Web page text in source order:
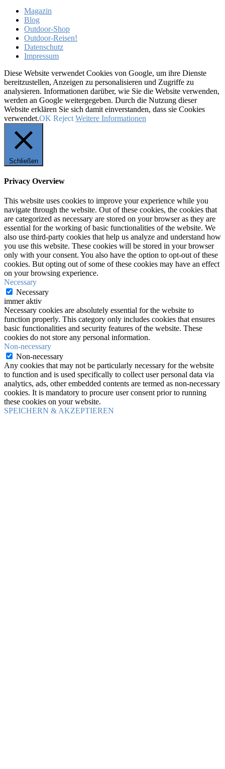
Magazin
Blog
Outdoor-Shop
Outdoor-Reisen!
Datenschutz
Impressum
Diese Website verwendet Cookies von Google, um ihre Dienste
bereitzustellen, Anzeigen zu personalisieren und Zugriffe zu
analysieren. Informationen darüber, wie Sie die Website verwenden,
werden an Google weitergegeben. Durch die Nutzung dieser
Website erklären Sie sich damit einverstanden, dass sie Cookies
verwendet.OK Reject Weitere Informationen
Schließen
Privacy Overview
This website uses cookies to improve your experience while you
navigate through the website. Out of these cookies, the cookies that
are categorized as necessary are stored on your browser as they are
essential for the working of basic functionalities of the website. We
also use third-party cookies that help us analyze and understand how
you use this website. These cookies will be stored in your browser
only with your consent. You also have the option to opt-out of these
cookies. But opting out of some of these cookies may have an effect
on your browsing experience.
Necessary
Necessary
immer aktiv
Necessary cookies are absolutely essential for the website to
function properly. This category only includes cookies that ensures
basic functionalities and security features of the website. These
cookies do not store any personal information.
Non-necessary
Non-necessary
Any cookies that may not be particularly necessary for the website
to function and is used specifically to collect user personal data via
analytics, ads, other embedded contents are termed as non-necessary
cookies. It is mandatory to procure user consent prior to running
these cookies on your website.
SPEICHERN & AKZEPTIEREN